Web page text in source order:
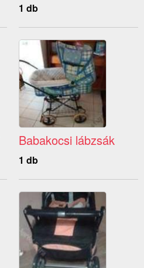
1 db
Babakocsi lábzsák
1 db